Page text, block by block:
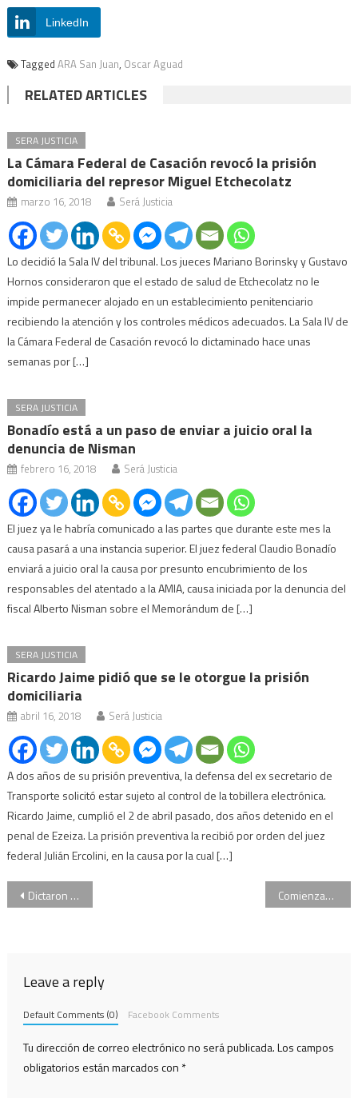
LinkedIn
Tagged ARA San Juan, Oscar Aguad
RELATED ARTICLES
SERA JUSTICIA
La Cámara Federal de Casación revocó la prisión
domiciliaria del represor Miguel Etchecolatz
marzo 16, 2018 Será Justicia
Lo decidió la Sala IV del tribunal. Los jueces Mariano Borinsky y Gustavo
Hornos consideraron que el estado de salud de Etchecolatz no le
impide permanecer alojado en un establecimiento penitenciario
recibiendo la atención y los controles médicos adecuados. La Sala IV de
la Cámara Federal de Casación revocó lo dictaminado hace unas
semanas por […]
SERA JUSTICIA
Bonadío está a un paso de enviar a juicio oral la
denuncia de Nisman
febrero 16, 2018 Será Justicia
El juez ya le habría comunicado a las partes que durante este mes la
causa pasará a una instancia superior. El juez federal Claudio Bonadío
enviará a juicio oral la causa por presunto encubrimiento de los
responsables del atentado a la AMIA, causa iniciada por la denuncia del
fiscal Alberto Nisman sobre el Memorándum de […]
SERA JUSTICIA
Ricardo Jaime pidió que se le otorgue la prisión
domiciliaria
abril 16, 2018 Será Justicia
A dos años de su prisión preventiva, la defensa del ex secretario de
Transporte solicitó estar sujeto al control de la tobillera electrónica.
Ricardo Jaime, cumplió el 2 de abril pasado, dos años detenido en el
penal de Ezeiza. La prisión preventiva la recibió por orden del juez
federal Julián Ercolini, en la causa por la cual […]
Navegación
Dictaron secreto de sumario en la causa por abusos sexuales en el club Independiente Comienzan las declaraciones en el caso Pérez Volpin
Leave a reply
Default Comments (0) Facebook Comments
Tu dirección de correo electrónico no será publicada.Los campos
obligatorios están marcados con *